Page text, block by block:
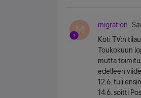
M migration
Koti TV:n
Toukokuun
mutta
edelleen
12.6. tuli
14.6. soitti